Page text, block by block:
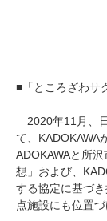
■「ところざわサ
2020年11月、
て、KADOKAWA
ADOKAWAと所
想」および、
する協定に基づ
点施設にも位置づ